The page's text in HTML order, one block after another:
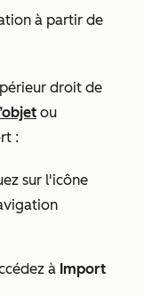
à partir de
droit de
ou
:
sur l'icône
à Import